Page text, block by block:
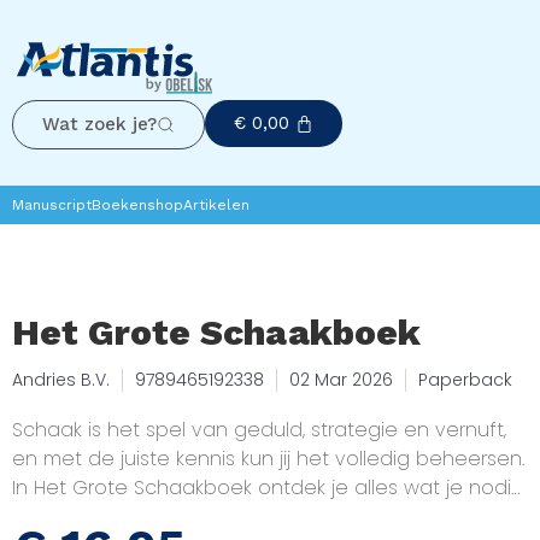
Wat zoek je? € 0,00
ManuscriptBoekenshopArtikelen
Het Grote Schaakboek
Andries B.V. 9789465192338 02 Mar 2026 Paperback
Schaak is het spel van geduld, strategie en vernuft,
en met de juiste kennis kun jij het volledig beheersen.
In Het Grote Schaakboek ontdek je alles wat je nodig